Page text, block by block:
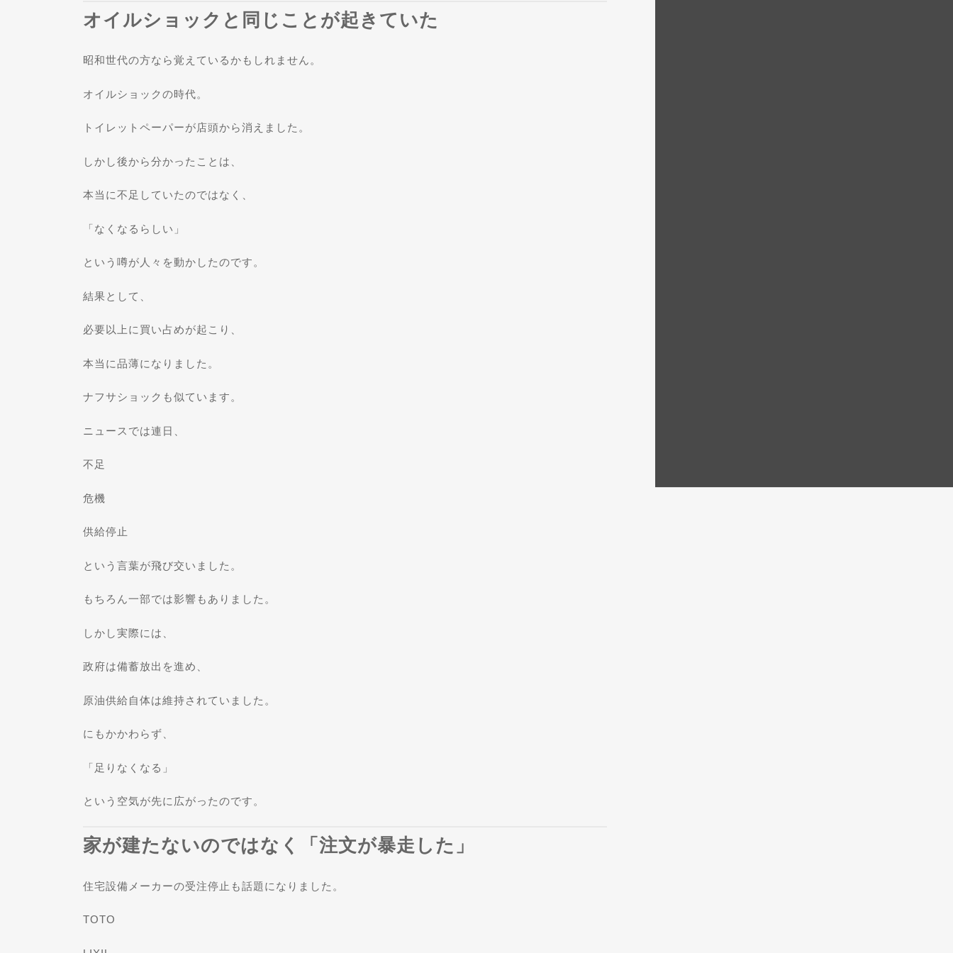
オイルショックと同じことが起きていた
昭和世代の方なら覚えているかもしれません。
オイルショックの時代。
トイレットペーパーが店頭から消えました。
しかし後から分かったことは、
本当に不足していたのではなく、
「なくなるらしい」
という噂が人々を動かしたのです。
結果として、
必要以上に買い占めが起こり、
本当に品薄になりました。
ナフサショックも似ています。
ニュースでは連日、
不足
危機
供給停止
という言葉が飛び交いました。
もちろん一部では影響もありました。
しかし実際には、
政府は備蓄放出を進め、
原油供給自体は維持されていました。
にもかかわらず、
「足りなくなる」
という空気が先に広がったのです。
家が建たないのではなく「注文が暴走した」
住宅設備メーカーの受注停止も話題になりました。
TOTO